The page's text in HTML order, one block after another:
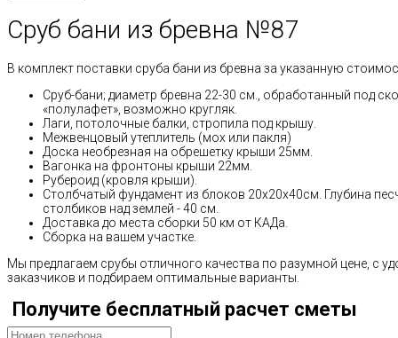
Сруб бани из бревна №87
В комплект поставки сруба бани из бревна за указанную
Сруб-бани; диаметр бревна 22-30 см., обработанный под
«полулафет», возможно кругляк.
Лаги, потолочные балки, стропила под крышу.
Межвенцовый утеплитель (мох или пакля)
Доска необрезная на обрешетку крыши 25мм.
Вагонка на фронтоны крыши 22мм.
Рубероид (кровля крыши).
Столбчатый фундамент из блоков 20х20х40см. Глубина
столбиков над землей - 40 см.
Доставка до места сборки 50 км от КАДа.
Сборка на вашем участке.
Мы предлагаем срубы отличного качества по разумной цене, с
заказчиков и подбираем оптимальные варианты.
Получите бесплатный расчет сметы